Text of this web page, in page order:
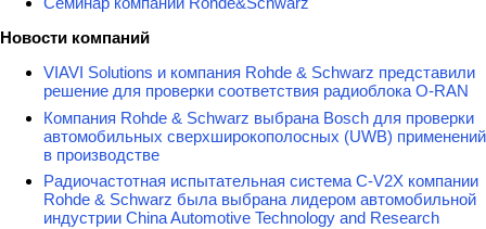
Новости компаний
VIAVI Solutions и компания Rohde & Schwarz представили
решение для проверки соответствия радиоблока O-RAN
Компания Rohde & Schwarz выбрана Bosch для проверки
автомобильных сверхширокополосных (UWB) применений
в производстве
Радиочастотная испытательная система C-V2X компании
Rohde & Schwarz была выбрана лидером автомобильной
индустрии China Automotive Technology and Research